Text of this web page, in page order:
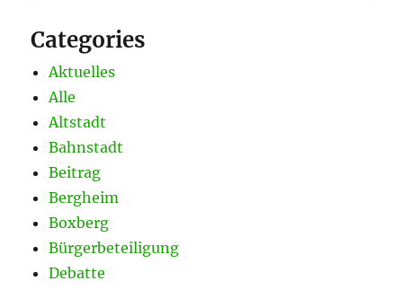
Categories
Aktuelles
Alle
Altstadt
Bahnstadt
Beitrag
Bergheim
Boxberg
Bürgerbeteiligung
Debatte